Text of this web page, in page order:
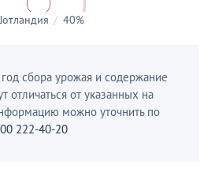
/ 40%
год сбора урожая и содержание
отличаться от указанных на
можно уточнить по
222-40-20